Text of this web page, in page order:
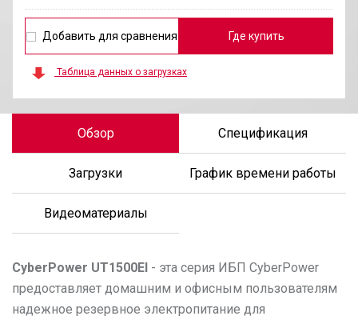
Добавить для сравнения Где купить
Таблица данных о загрузках
Обзор Спецификация
Загрузки График времени работы
Видеоматериалы
CyberPower UT1500EI - эта серия ИБП CyberPower
предоставляет домашним и офисным пользователям
надежное резервное электропитание для